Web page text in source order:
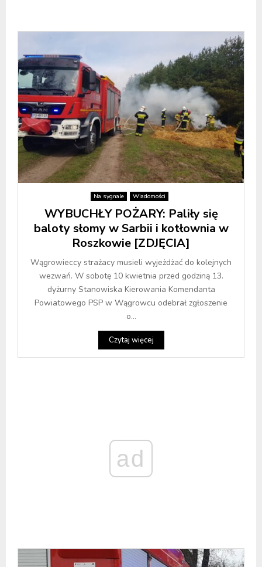
Na sygnale Wiadomości
WYBUCHŁY POŻARY: Paliły się
baloty słomy w Sarbii i kotłownia w
Roszkowie [ZDJĘCIA]
Wągrowieccy strażacy musieli wyjeżdżać do kolejnych
wezwań. W sobotę 10 kwietnia przed godziną 13.
dyżurny Stanowiska Kierowania Komendanta
Powiatowego PSP w Wągrowcu odebrał zgłoszenie
o...
Czytaj więcej
ad